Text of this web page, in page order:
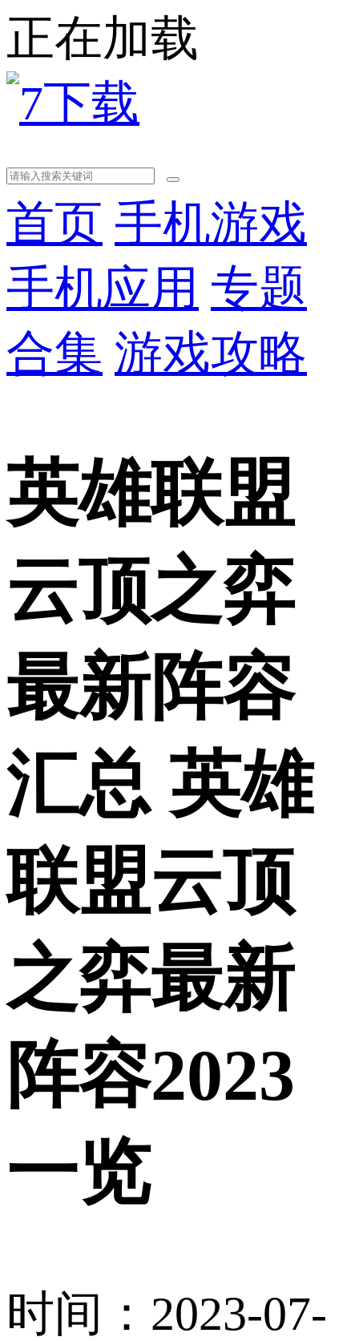
正在加载
首页 手机游戏
手机应用 专题
合集 游戏攻略
英雄联盟
云顶之弈
最新阵容
汇总 英雄
联盟云顶
之弈最新
阵容2023
一览
时间：2023-07-